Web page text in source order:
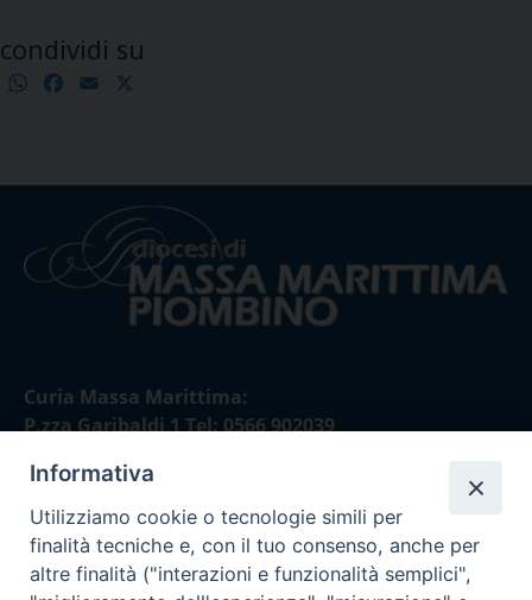
condividi su
WhatsApp
Facebook
Email
Curia Massa Marittima:
P.zza Garibaldi 1 Tel: 0566 902039
Curia Piombino:
Via Don Minzoni,58/A Tel e Fax: 0565 32036
E-mail:
Informativa
Utilizziamo cookie o tecnologie simili per
finalità tecniche e, con il tuo consenso, anche per
altre finalità ("interazioni e funzionalità semplici",